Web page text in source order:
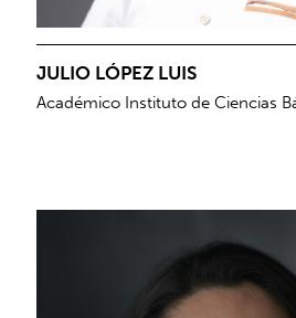
JULIO LÓPEZ LUIS
Académico Instituto de Ciencias